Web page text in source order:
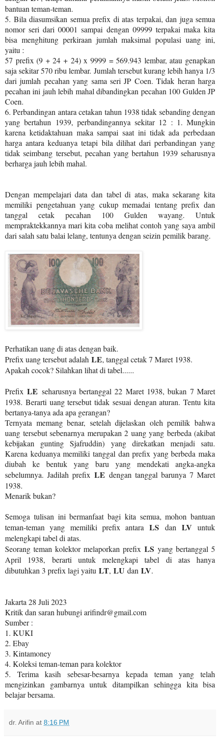
bantuan teman-teman.
5. Bila diasumsikan semua prefix di atas terpakai, dan juga semua
nomor seri dari 00001 sampai dengan 09999 terpakai maka kita
bisa menghitung perkiraan jumlah maksimal populasi uang ini,
yaitu :
57 prefix (9 + 24 + 24) x 9999 = 569.943 lembar, atau genapkan
saja sekitar 570 ribu lembar. Jumlah tersebut kurang lebih hanya 1/3
dari jumlah pecahan yang sama seri JP Coen. Tidak heran harga
pecahan ini jauh lebih mahal dibandingkan pecahan 100 Gulden JP
Coen.
6. Perbandingan antara cetakan tahun 1938 tidak sebanding dengan
yang bertahun 1939, perbandingannya sekitar 12 : 1. Mungkin
karena ketidaktahuan maka sampai saat ini tidak ada perbedaan
harga antara keduanya tetapi bila dilihat dari perbandingan yang
tidak seimbang tersebut, pecahan yang bertahun 1939 seharusnya
berharga jauh lebih mahal.
Dengan mempelajari data dan tabel di atas, maka sekarang kita
memiliki pengetahuan yang cukup memadai tentang prefix dan
tanggal cetak pecahan 100 Gulden wayang. Untuk
mempraktekkannya mari kita coba melihat contoh yang saya ambil
dari salah satu balai lelang, tentunya dengan seizin pemilik barang.
Perhatikan uang di atas dengan baik.
Prefix uang tersebut adalah LE, tanggal cetak 7 Maret 1938.
Apakah cocok? Silahkan lihat di tabel......
PrefixLE seharusnya bertanggal 22 Maret 1938, bukan 7 Maret
1938. Berarti uang tersebut tidak sesuai dengan aturan. Tentu kita
bertanya-tanya ada apa gerangan?
Ternyata memang benar, setelah dijelaskan oleh pemilik bahwa
uang tersebut sebenarnya merupakan 2 uang yang berbeda (akibat
kebijakan gunting Sjafruddin) yang direkatkan menjadi satu.
Karena keduanya memiliki tanggal dan prefix yang berbeda maka
diubah ke bentuk yang baru yang mendekati angka-angka
sebelumnya. Jadilah prefix LE dengan tanggal barunya 7 Maret
1938.
Menarik bukan?
Semoga tulisan ini bermanfaat bagi kita semua, mohon bantuan
teman-teman yang memiliki prefix antaraLS dan LV untuk
melengkapi tabel di atas.
Seorang teman kolektor melaporkan prefix LS yang bertanggal 5
April 1938, berarti untuk melengkapi tabel di atas hanya
dibutuhkan 3 prefix lagi yaitu LT, LU dan LV.
Jakarta 28 Juli 2023
Kritik dan saran hubungi arifindr@gmail.com
Sumber :
1. KUKI
2. Ebay
3. Kintamoney
4. Koleksi teman-teman para kolektor
5. Terima kasih sebesar-besarnya kepada teman yang telah
mengizinkan gambarnya untuk ditampilkan sehingga kita bisa
belajar bersama.
dr. Arifin at 8:16 PM